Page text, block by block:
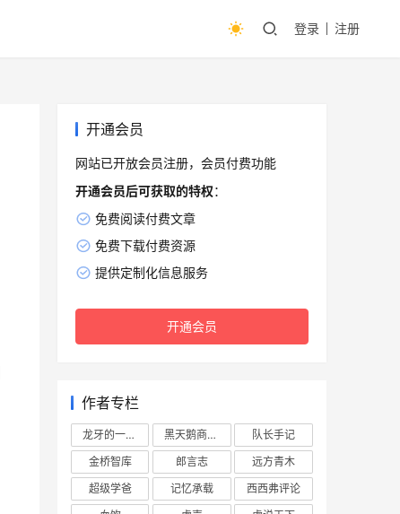
登录 注册
开通会员
网站已开放会员注册，会员付费功能
开通会员后可获取的特权：
免费阅读付费文章
免费下载付费资源
提供定制化信息服务
开通会员
作者专栏
龙牙的一座山 黑天鹅商业情报站
队长手记
金桥智库
郎言志
远方青木
超级学爸
记忆承载
西西弗评论